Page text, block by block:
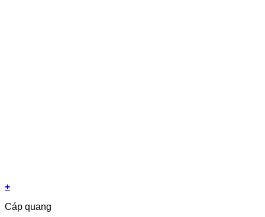
+
Cáp quang